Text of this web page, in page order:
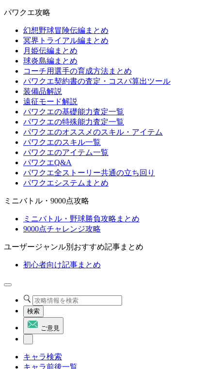
パワクエ攻略
幻想野球冒険伝編まとめ
冥界トライアル編まとめ
月姫伝編まとめ
球炎島編まとめ
コーチ用選手の育成方法まとめ
パワクエ契約書の査定・コスパ算出ツール
装備品解説
遠征モード解説
パワクエの基礎能力査定一覧
パワクエの特殊能力査定一覧
パワクエのオススメのスキル・アイテム
パワクエのスキル一覧
パワクエのアイテム一覧
パワクエQ&A
パワクエ全ストーリー共通の立ち回り
パワクエシステムまとめ
ミニバトル・9000点攻略
ミニバトル・野球勝負攻略まとめ
9000点チャレンジ攻略
ユーザージャンル別おすすめ記事まとめ
初心者向け記事まとめ
検索
ご意見
キャラ検索
キャラ前後一覧